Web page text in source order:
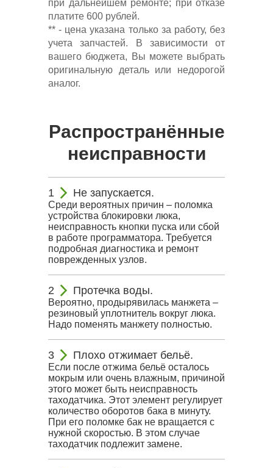
при дальнейшем ремонте; при отказе
платите 600 рублей.
** - цена указана только за работу, без
учета запчастей. В зависимости от
вашего бюджета, Вы можете выбрать
оригинальную деталь или недорогой
аналог.
Распространённые
неисправности
Не запускается.
Среди вероятных причин – поломка
устройства блокировки люка,
неисправность кнопки пуска или сбой
в работе программатора. Требуется
подробная диагностика и ремонт
поврежденных узлов.
Протечка воды.
Вероятно, продырявилась манжета –
резиновый уплотнитель вокруг люка.
Надо поменять манжету полностью.
Плохо отжимает бельё.
Если после отжима бельё осталось
мокрым или очень влажным, причиной
этого может быть неисправность
таходатчика. Этот элемент регулирует
количество оборотов бака в минуту.
При его поломке бак не вращается с
нужной скоростью. В этом случае
таходатчик подлежит замене.